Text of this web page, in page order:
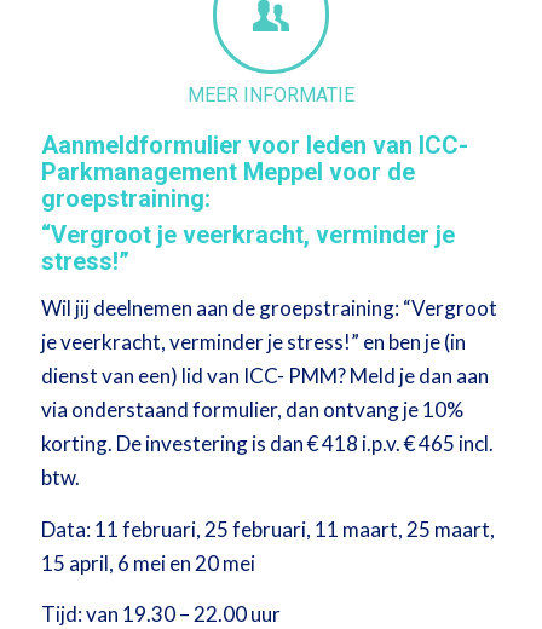
MEER INFORMATIE
Aanmeldformulier voor leden van ICC-
Parkmanagement Meppel voor de
groepstraining:
“Vergroot je veerkracht, verminder je
stress!”
Wil jij deelnemen aan de groepstraining: “Vergroot
je veerkracht, verminder je stress!” en ben je (in
dienst van een) lid van ICC- PMM? Meld je dan aan
via onderstaand formulier, dan ontvang je 10%
korting. De investering is dan € 418 i.p.v. € 465 incl.
btw.
Data: 11 februari, 25 februari, 11 maart, 25 maart,
15 april, 6 mei en 20 mei
Tijd: van 19.30 – 22.00 uur